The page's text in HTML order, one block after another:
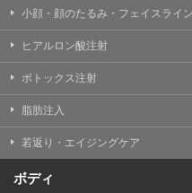
【Cookie(クッキー)につ
Cookieは、一般的にイン
の閲覧情報を記憶させてお
TCBグループでは、
を分析し、パフォーマン
提供するサービスの向上
ることがあります。ご使
小顔・顔のたるみ・フェイスライ
ヒアルロン酸注射
ボトックス注射
脂肪注入
若返り・エイジングケア
ボディ